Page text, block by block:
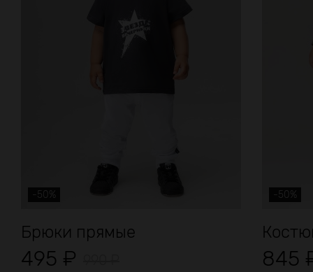
-50%
Брюки прямые
495 ₽
-50%
845